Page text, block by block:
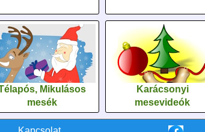
Mikulásos
mesék
Karácsonyi
mesevideók